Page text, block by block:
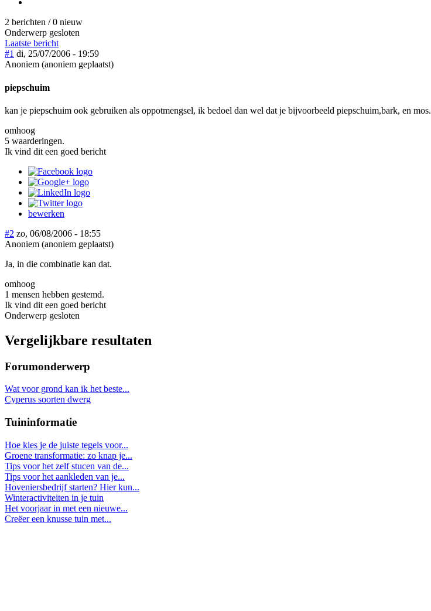
2 berichten / 0 nieuw
Onderwerp gesloten
Laatste bericht
#1 di, 25/07/2006 - 19:59
Anoniem (anoniem geplaatst)
piepschuim
kan je piepschuim ook gebruiken als oppotmengsel, ik bedoel dan wel dat je bijvoorbeeld piepschuim,bark, en mos.
omhoog
5 waarderingen.
Ik vind dit een goed bericht
bewerken
#2 zo, 06/08/2006 - 18:55
Anoniem (anoniem geplaatst)
Ja, in die combinatie kan dat.
omhoog
1 mensen hebben gestemd.
Ik vind dit een goed bericht
Onderwerp gesloten
Vergelijkbare resultaten
Forumonderwerp
Wat voor grond kan ik het beste...
Cyperus soorten dwerg
Tuininformatie
Hoe kies je de juiste tegels voor...
Groene transformatie: zo knap je...
Tips voor het zelf stucen van de...
Tips voor het aankleden van je...
Hoveniersbedrijf starten? Hier kun...
Winteractiviteiten in je tuin
Het voorjaar in met een nieuwe...
Creëer een knusse tuin met...